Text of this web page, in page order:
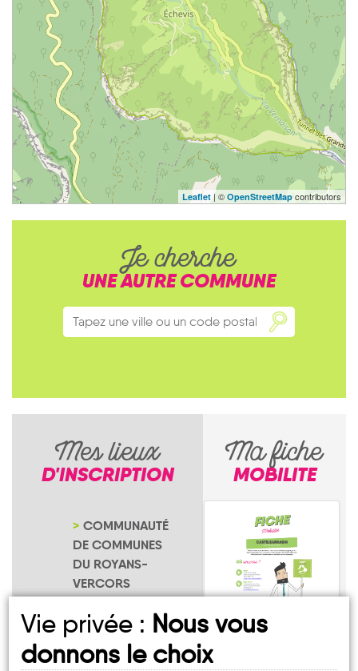
Leaflet | © OpenStreetMap contributors
Je cherche
UNE AUTRE COMMUNE
Mes lieux
D'INSCRIPTION
COMMUNAUTÉ
DE COMMUNES
DU ROYANS-
VERCORS
NOTRE PAGE
D'INSCRIPTION
Ma fiche
MOBILITE
Vie privée : Nous vous
donnons le choix